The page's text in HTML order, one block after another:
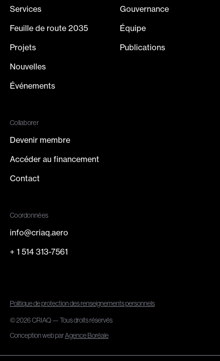
Services
Feuille de route 2035
Projets
Nouvelles
Événements
Gouvernance
Équipe
Publications
Collaborer
Devenir membre
Accéder au financement
Contact
Coordonnées
info@criaq.aero
+ 1 514 313-7561
Politique de protection des renseignements personnels
© 2026 CRIAQ — Tous droits réservés
Conception web parAgence Boréale